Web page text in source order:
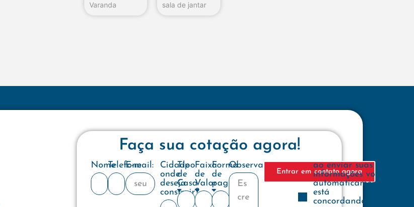
Varanda sala de jantar
Faça sua cotação agora!
NomeTelefone
E-mail:
Cidade
onde
deseja
construir?
Tipo
de
Casa
Faixa
de
Valor
Forma
de
pagamento
Observações
Entrar em contato agora
ao enviar suas
informações você
automaticamente
está
concordando